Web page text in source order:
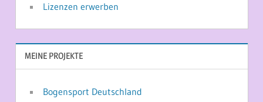
Lizenzen erwerben
MEINE PROJEKTE
Bogensport Deutschland